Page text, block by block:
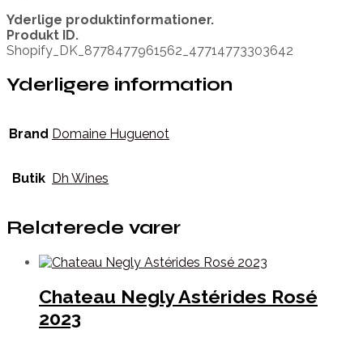
Yderlige produktinformationer.
Produkt ID.
Shopify_DK_8778477961562_47714773303642
Yderligere information
Brand Domaine Huguenot
Butik Dh Wines
Relaterede varer
Chateau Negly Astérides Rosé
2023